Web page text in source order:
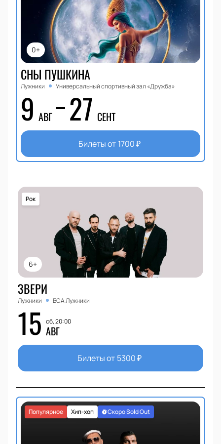
0+
СНЫ ПУШКИНА
Лужники Универсальный спортивный зал «Дружба»
9 АВГ 27 СЕНТ
Билеты от 1700₽
6+
Рок
ЗВЕРИ
Лужники БСА Лужники
15 сб, 20:00
АВГ
Билеты от 5300₽
Хип-хоп
Популярное Скоро Sold Out